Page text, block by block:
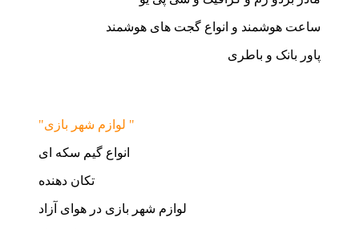
ساعت هوشمند و انواع گجت های هوشمند
پاور بانک و باطری
"لوازم شهر بازی "
انواع گیم سکه ای
تکان دهنده
لوازم شهر بازی در هوای آزاد